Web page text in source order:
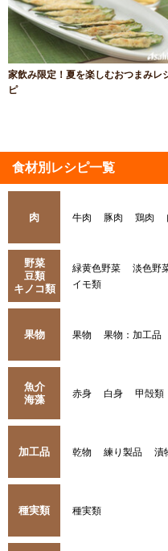
家飲み限定！夏を楽しむおつまみレ
ピ
食材別レシピ一覧
肉 牛肉 豚肉 鶏肉
野菜
豆類
キノコ類
緑黄色野菜 淡色野
イモ類
果物 果物 果物：加工品
魚介
海藻
赤身 白身 甲殻類
加工品 乾物 練り製品 漬
種実類 種実類